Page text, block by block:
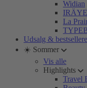
Widian
IRÄYE
La
Udsalg & bestsellere
☀️ Sommer
Vis alle
Highlights
Travel